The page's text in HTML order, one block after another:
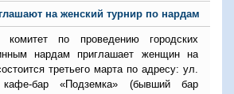
на женский турнир по нардам
комитет по проведению городских
нардам приглашает женщин на
третьего марта по адресу: ул.
бар «Подземка» (бывший бар